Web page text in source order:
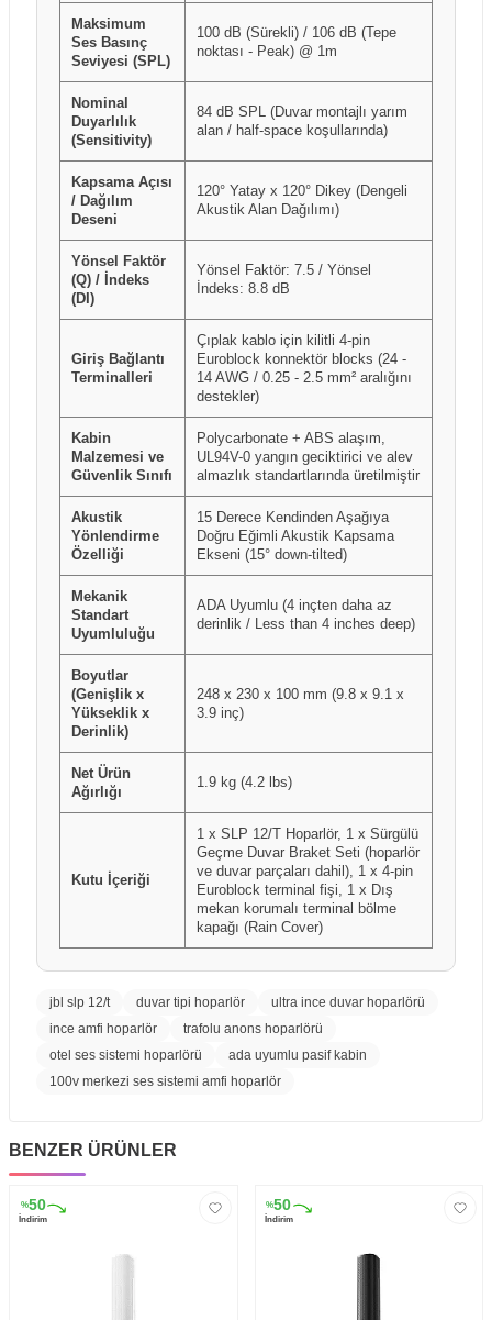
Maksimum
Ses Basınç
Seviyesi (SPL)
100 dB (Sürekli) / 106 dB (Tepe
noktası - Peak) @ 1m
Nominal
Duyarlılık
(Sensitivity)
84 dB SPL (Duvar montajlı yarım
alan / half-space koşullarında)
Kapsama Açısı
/ Dağılım
Deseni
120° Yatay x 120° Dikey (Dengeli
Akustik Alan Dağılımı)
Yönsel Faktör
(Q) / İndeks
(DI)
Yönsel Faktör: 7.5 / Yönsel
İndeks: 8.8 dB
Giriş Bağlantı
Terminalleri
Çıplak kablo için kilitli 4-pin
Euroblock konnektör blocks (24 -
14 AWG / 0.25 - 2.5 mm² aralığını
destekler)
Kabin
Malzemesi ve
Güvenlik Sınıfı
Polycarbonate + ABS alaşım,
UL94V-0 yangın geciktirici ve alev
almazlık standartlarında üretilmiştir
Akustik
Yönlendirme
Özelliği
15 Derece Kendinden Aşağıya
Doğru Eğimli Akustik Kapsama
Ekseni (15° down-tilted)
Mekanik
Standart
Uyumluluğu
ADA Uyumlu (4 inçten daha az
derinlik / Less than 4 inches deep)
Boyutlar
(Genişlik x
Yükseklik x
Derinlik)
248 x 230 x 100 mm (9.8 x 9.1 x
3.9 inç)
Net Ürün
Ağırlığı
1.9 kg (4.2 lbs)
Kutu İçeriği
1 x SLP 12/T Hoparlör, 1 x Sürgülü
Geçme Duvar Braket Seti (hoparlör
ve duvar parçaları dahil), 1 x 4-pin
Euroblock terminal fişi, 1 x Dış
mekan korumalı terminal bölme
kapağı (Rain Cover)
jbl slp 12/t duvar tipi hoparlör
ultra ince duvar hoparlörü
ince amfi hoparlör
trafolu anons hoparlörü
otel ses sistemi hoparlörü
ada uyumlu pasif kabin
100v merkezi ses sistemi amfi hoparlör
BENZER ÜRÜNLER
%50
İndirim
%50
İndirim